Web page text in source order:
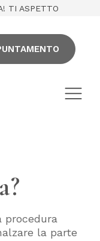
TI ASPETTO
procedura
la parte